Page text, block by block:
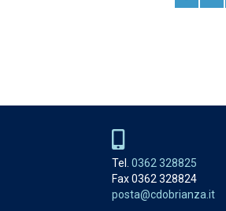
Tel. 0362 328825
Fax 0362 328824
posta@cdobrianza.it